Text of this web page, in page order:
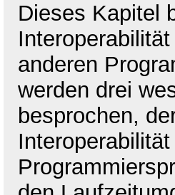
Dieses Kapitel
anderen
werden drei
besprochen,